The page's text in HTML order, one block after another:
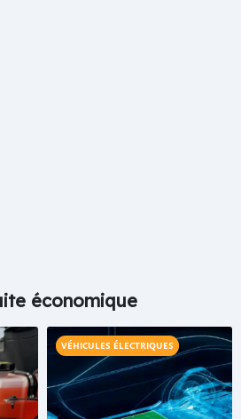
économique
VÉHICULES ÉLECTRIQUES